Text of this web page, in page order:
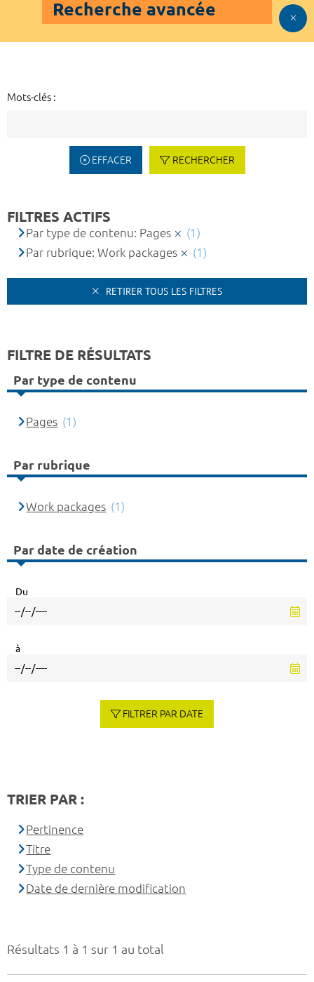
Recherche avancée
Mots-clés :
EFFACER RECHERCHER
Résultats 1 à 1 sur 1 au total
FILTRES ACTIFS
Par type de contenu: Pages
(1)
Par rubrique: Work packages
(1)
RETIRER TOUS LES FILTRES
FILTRE DE RÉSULTATS
Par type de contenu
Pages (1)
Par rubrique
Work packages (1)
Par date de création
Du
à
FILTRER PAR DATE
TRIER PAR :
Pertinence
Titre
Type de contenu
Date de dernière modification